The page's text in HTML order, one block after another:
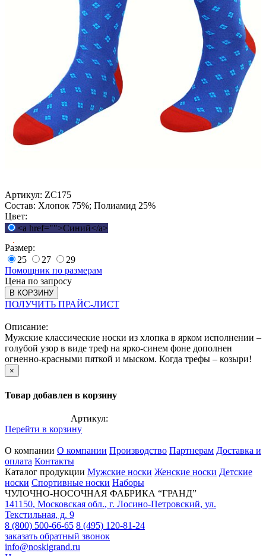
Артикул: ZC175
Состав: Хлопок 75%; Полиамид 25%
Цвет:
<a href="">Синий</a>
Размер:
25
27
29
Помощник по размерам
Цена по запросу
В КОРЗИНУ
ПОЛУЧИТЬ ПРАЙС-ЛИСТ
Описание:
Мужские классические носки из хлопка в ярком исполнении –
голубой узор в виде треф на ярко-синем фоне дополнен
огненно-красными пяткой и мыском. Когда трефы – козыри!
×
Товар добавлен в корзину
Артикул:
Перейти в корзину
О компании О компании Производство Партнерам Доставка и
оплата Контакты
Каталог продукции Мужские носки Женские носки Детские
носки Спортивные носки Наборы
ЧУЛОЧНО-НОСОЧНАЯ ФАБРИКА “ГРАНД”
141150, Московская обл., г. Лосино-Петровский, ул.
Текстильная, д. 9
8 (800) 500-66-65 8 (495) 120-81-24
заказать обратный звонок
info@noskigrand.ru